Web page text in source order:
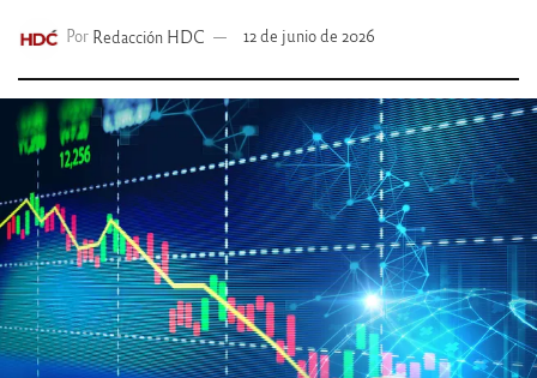
Por Redacción HDC 12 de junio de 2026